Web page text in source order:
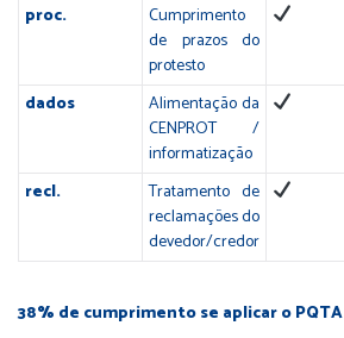
proc.
Cumprimento
de prazos do
protesto
dados
Alimentação da
CENPROT /
informatização
recl.
Tratamento de
reclamações do
devedor/credor
38% de cumprimento se aplicar o PQTA